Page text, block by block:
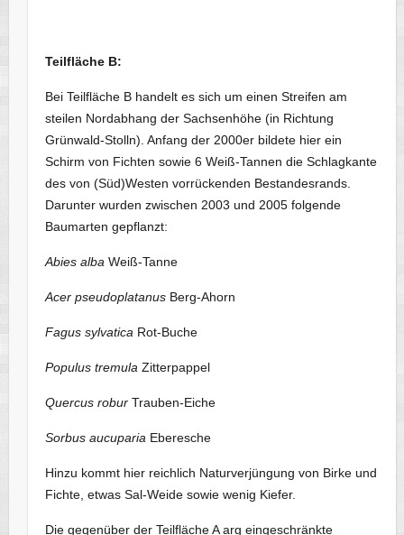
Teilfläche B:
Bei Teilfläche B handelt es sich um einen Streifen am
steilen Nordabhang der Sachsenhöhe (in Richtung
Grünwald-Stolln). Anfang der 2000er bildete hier ein
Schirm von Fichten sowie 6 Weiß-Tannen die Schlagkante
des von (Süd)Westen vorrückenden Bestandesrands.
Darunter wurden zwischen 2003 und 2005 folgende
Baumarten gepflanzt:
Abies alba Weiß-Tanne
Acer pseudoplatanus Berg-Ahorn
Fagus sylvatica Rot-Buche
Populus tremulaZitterpappel
Quercus roburTrauben-Eiche
Sorbus aucuparia Eberesche
Hinzu kommt hier reichlich Naturverjüngung von Birke und
Fichte, etwas Sal-Weide sowie wenig Kiefer.
Die gegenüber der Teilfläche A arg eingeschränkte